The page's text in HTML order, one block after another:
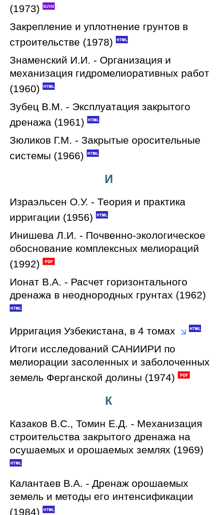
(1973)
Закрепление и уплотнение грунтов в
строительстве (1978)
Знаменский И.И. - Организация и
механизация гидромелиоративных работ
(1960)
Зубец В.М. - Эксплуатация закрытого
дренажа (1961)
Зюликов Г.М. - Закрытые оросительные
системы (1966)
И
Израэльсен О.У. - Теория и практика
ирригации (1956)
Инишева Л.И. - Почвенно-экологическое
обоснование комплексных мелиораций
(1992)
Ионат В.А. - Расчет горизонтального
дренажа в неоднородных грунтах (1962)
Ирригация Узбекистана, в 4 томах
Итоги исследований САНИИРИ по
мелиорации засоленных и заболоченных
земель Ферганской долины (1974)
К
Казаков В.С., Томин Е.Д. - Механизация
строительства закрытого дренажа на
осушаемых и орошаемых землях (1969)
Калантаев В.А. - Дренаж орошаемых
земель и методы его интенсификации
(1984)